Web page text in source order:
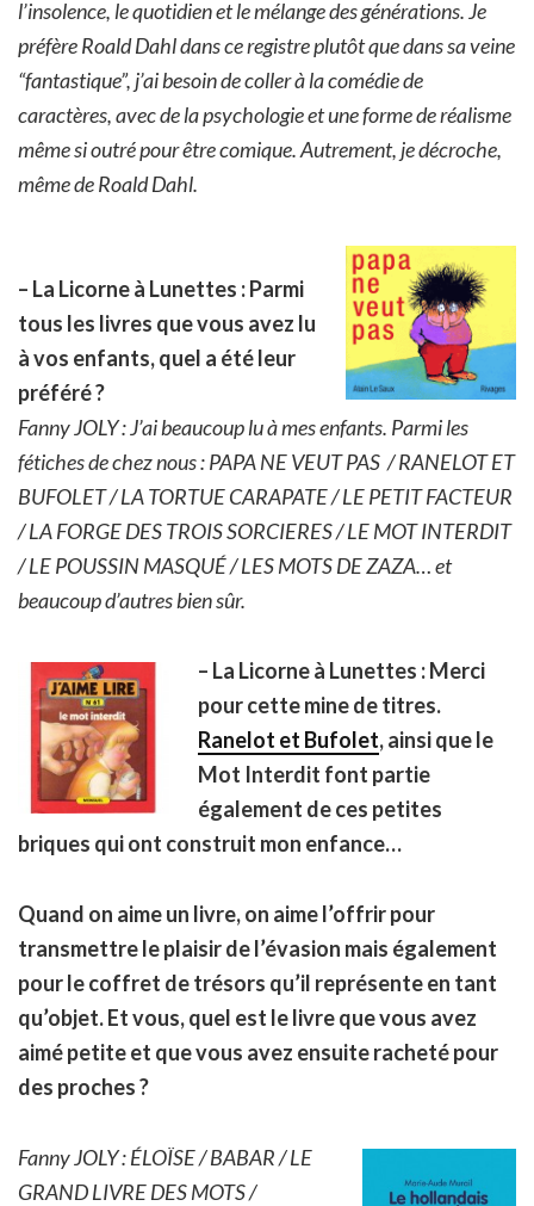
l’insolence, le quotidien et le mélange des générations. Je
préfère Roald Dahl dans ce registre plutôt que dans sa veine
“fantastique”, j’ai besoin de coller à la comédie de
caractères, avec de la psychologie et une forme de réalisme
même si outré pour être comique. Autrement, je décroche,
même de Roald Dahl.
– La Licorne à Lunettes : Parmi
tous les livres que vous avez lu
à vos enfants, quel a été leur
préféré ?
Fanny JOLY : J’ai beaucoup lu à mes enfants. Parmi les
fétiches de chez nous : PAPA NE VEUT PAS /RANELOT ET
BUFOLET/ LA TORTUE CARAPATE / LE PETIT FACTEUR
/ LA FORGE DES TROIS SORCIERES / LE MOT INTERDIT
/ LE POUSSIN MASQUÉ / LES MOTS DE ZAZA… et
beaucoup d’autres bien sûr.
– La Licorne à Lunettes : Merci
pour cette mine de titres.
Ranelot et Bufolet, ainsi que le
Mot Interdit font partie
également de ces petites
briques qui ont construit mon enfance…
Quand on aime un livre, on aime l’offrir pour
transmettre le plaisir de l’évasion mais également
pour le coffret de trésors qu’il représente en tant
qu’objet. Et vous, quel est le livre que vous avez
aimé petite et que vous avez ensuite racheté pour
des proches ?
Fanny JOLY : ÉLOÏSE / BABAR / LE
GRAND LIVRE DES MOTS /